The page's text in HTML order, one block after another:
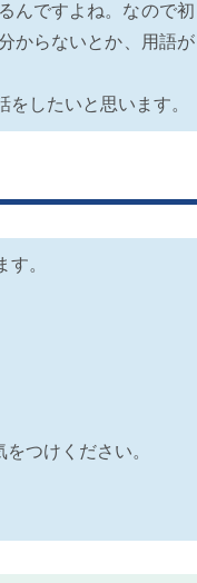
んですよね。なので初
からないとか、用語が
したいと思います。
。
つけください。